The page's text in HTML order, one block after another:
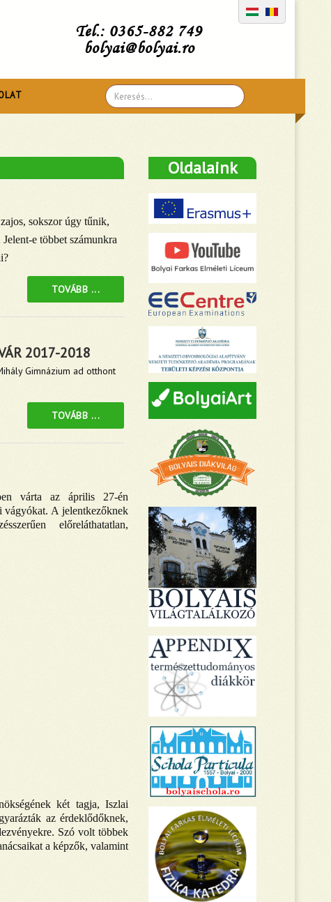
Tel.: 0365-882 749
bolyai@bolyai.ro
Search
...
sokszor úgy tűnik,
e többet számunkra
TOVÁBB ...
2017-2018
Gimnázium ad otthont
TOVÁBB ...
várta az április 27-én
vágyókat. A jelentkezőknek
előreláthatatlan,
két tagja, Iszlai
az érdeklődőknek,
Szó volt többek
a képzők, valamint
Oldalaink